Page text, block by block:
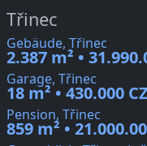
Třinec
Gebäude, Třinec
2.387 m² •
Garage, Třinec
18 m² • 430.000
Pension, Třinec
859 m² •